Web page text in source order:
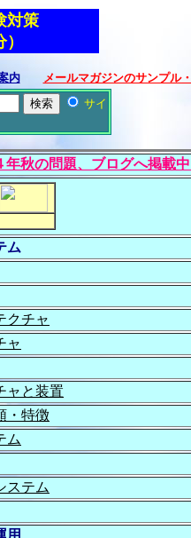
対策
内
メールマガジンのサンプル
サイ
秋の問題、ブログへ掲載
ム
クチャ
ャ
ャと装置
・特徴
ム
ステム
用